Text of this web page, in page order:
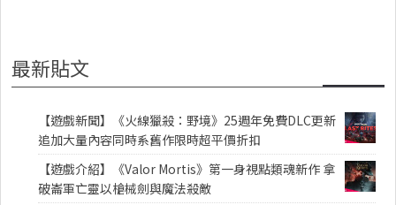
最新貼文
【遊戲新聞】《火線獵殺：野境》25週年免費DLC更新
追加大量內容同時系舊作限時超平價折扣
【遊戲介紹】《Valor Mortis》第一身視點類魂新作 拿
破崙軍亡靈以槍械劍與魔法殺敵